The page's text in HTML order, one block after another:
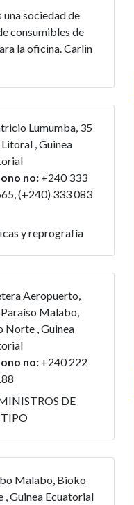
una sociedad de
consumibles de
la oficina. Carlin
Lumumba, 35
, Guinea
no: +240 333
(+240) 333 083
y reprografía
Aeropuerto,
Malabo,
Norte , Guinea
no: +240 222
DE
Malabo, Bioko
, Guinea Ecuatorial